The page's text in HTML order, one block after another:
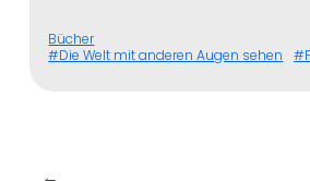
Bücher
Die Welt mit anderen Augen sehen